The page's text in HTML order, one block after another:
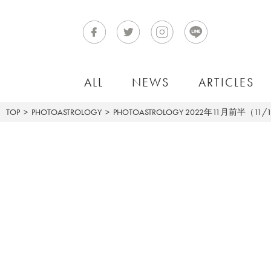
ALL NEWS ARTICLES
TOP PHOTOASTROLOGY PHOTOASTROLOGY 2022年11月前半（11/